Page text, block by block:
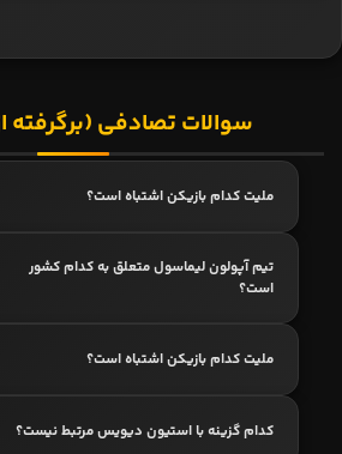
سوالات تصادفی (برگرفته
ملیت کدام بازیکن اشتباه است؟
تیم آپولون لیماسول متعلق به کدام کشور
است؟
ملیت کدام بازیکن اشتباه است؟
کدام گزینه با استیون دیویس مرتبط نیست؟